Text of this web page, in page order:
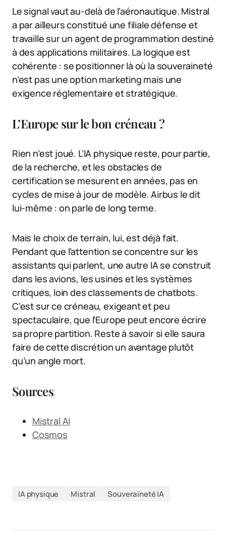
Le signal vaut au-delà de l’aéronautique. Mistral
a par ailleurs constitué une filiale défense et
travaille sur un agent de programmation destiné
à des applications militaires. La logique est
cohérente : se positionner là où la souveraineté
n’est pas une option marketing mais une
exigence réglementaire et stratégique.
L’Europe sur le bon créneau ?
Rien n’est joué. L’IA physique reste, pour partie,
de la recherche, et les obstacles de
certification se mesurent en années, pas en
cycles de mise à jour de modèle. Airbus le dit
lui-même : on parle de long terme.
Mais le choix de terrain, lui, est déjà fait.
Pendant que l’attention se concentre sur les
assistants qui parlent, une autre IA se construit
dans les avions, les usines et les systèmes
critiques, loin des classements de chatbots.
C’est sur ce créneau, exigeant et peu
spectaculaire, que l’Europe peut encore écrire
sa propre partition. Reste à savoir si elle saura
faire de cette discrétion un avantage plutôt
qu’un angle mort.
Sources
Mistral AI
Cosmos
IA physique Mistral Souveraineté IA